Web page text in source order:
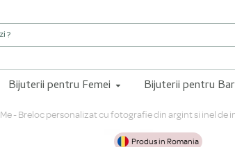
Bijuterii pentru Femei Bijuterii pentru
Me - Breloc personalizat cu fotografie din argint si inel de
Produs in Romania